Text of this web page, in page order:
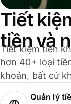
Tiết
tiền và
Tiết kiệm tiền
hơn 40+ loại
khoản, bất cứ
Quản lý